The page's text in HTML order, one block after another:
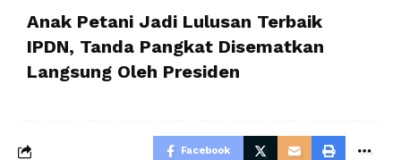
Anak Petani Jadi Lulusan Terbaik
IPDN, Tanda Pangkat Disematkan
Langsung Oleh Presiden
Facebook